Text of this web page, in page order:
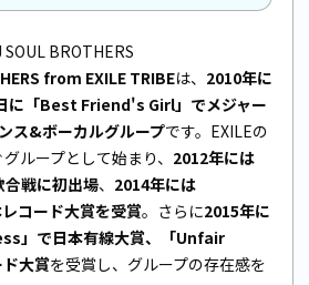
BROTHERS
from EXILE TRIBEは、 2010年に
に「Best Friend's Girl」でメジャー
ス&ボーカルグループです。EXILEの
ループとして始まり、 2012年には
合戦に初出場、 2014年には
レコード大賞を受賞。さらに2015年に
」で日本有線大賞、「Unfair
大賞を受賞し、グループの存在感を